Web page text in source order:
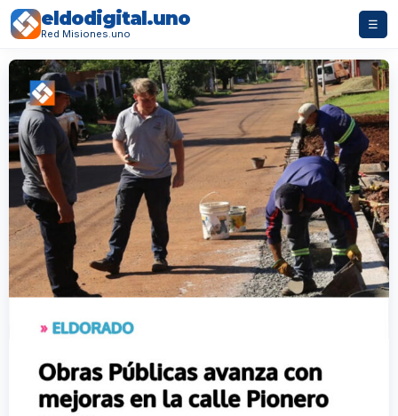
eldodigital.uno
Red Misiones.uno
☰